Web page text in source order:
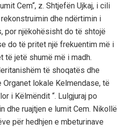
Cem“, z. Shtjefën Ujkaj, i cili
dhe ndërtimin i
por njëkohësisht do të shtojë
do të pritet një frekuentim më i
të jetë shumë më i madh.
të shoqatës dhe
lokale Kelmendase, të
i Këlmëndit “. Lulgjuraj po
dhe ruajtjen e lumit Cem. Nikollë
për hedhjen e mbeturinave